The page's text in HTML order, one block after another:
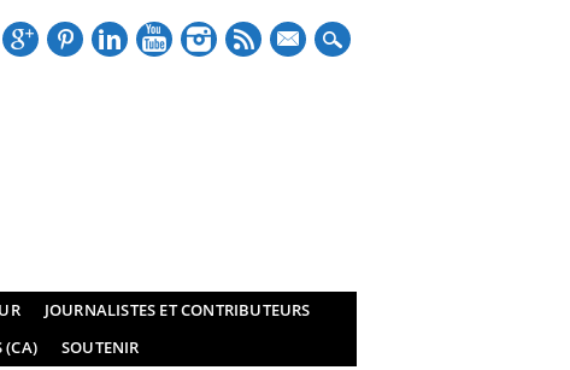
mail
JOURNALISTES ET CONTRIBUTEURS
(CA) SOUTENIR